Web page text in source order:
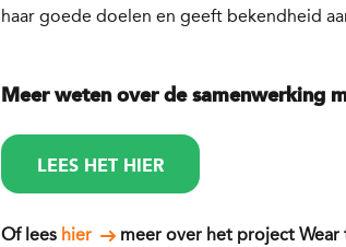
haar goede doelen en geeft bekendheid
Meer weten over de samenwerking
LEES HET HIER
Of lees hier meer over het project Wear